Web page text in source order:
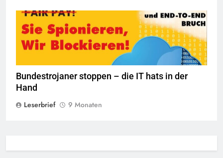
Bundestrojaner stoppen – die IT hats in der
Hand
Leserbrief
9 Monaten